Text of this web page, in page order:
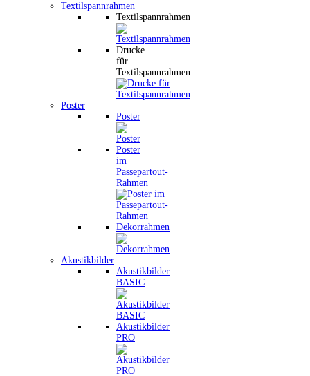
Textilspannrahmen
Textilspannrahmen
Drucke
für
Textilspannrahmen
Poster
Poster
Poster
im
Passepartout-
Rahmen
Dekorrahmen
Akustikbilder
Akustikbilder
BASIC
Akustikbilder
PRO